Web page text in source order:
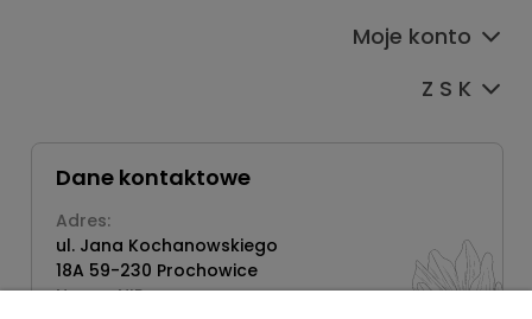
Moje konto
Z S K
Dane kontaktowe
Adres:
ul. Jana Kochanowskiego
18A 59-230 Prochowice
Numer NIP: